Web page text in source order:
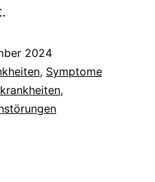
2024
, Symptome
,